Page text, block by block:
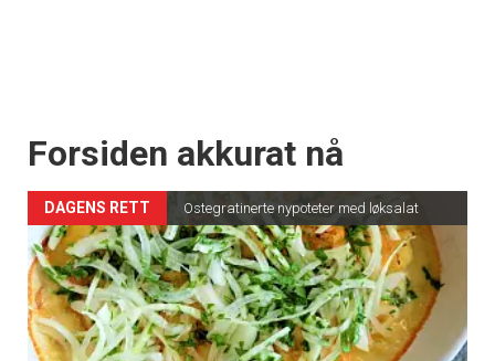
Forsiden akkurat nå
DAGENS RETT Ostegratinerte nypoteter med løksalat